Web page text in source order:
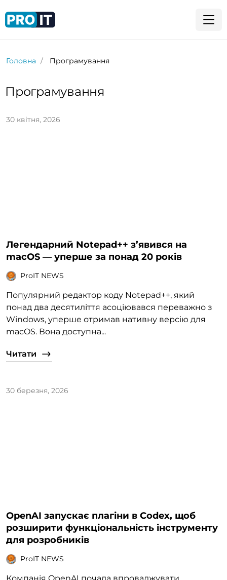
Головна Програмування
Програмування
30 квітня, 2026
Легендарний Notepad++ з’явився на
macOS — уперше за понад 20 років
ProIT NEWS
Популярний редактор коду Notepad++, який
понад два десятиліття асоціювався переважно з
Windows, уперше отримав нативну версію для
macOS. Вона доступна...
Читати
30 березня, 2026
OpenAI запускає плагіни в Codex, щоб
розширити функціональність інструменту
для розробників
ProIT NEWS
Компанія OpenAI почала впроваджувати